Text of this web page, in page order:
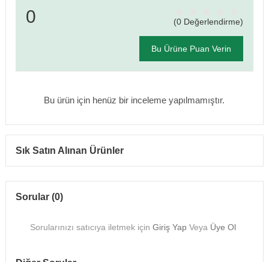
0 (0 Değerlendirme)
Bu Ürüne Puan Verin
Bu ürün için henüz bir inceleme yapılmamıştır.
Sık Satın Alınan Ürünler
Sorular (0)
Sorularınızı satıcıya iletmek içinGiriş Yap Veya Üye Ol